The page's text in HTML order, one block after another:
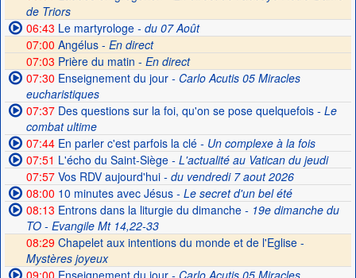
de Triors
06:43 Le martyrologe- du 07 Août
07:00 Angélus - En direct
07:03 Prière du matin - En direct
07:30 Enseignement du jour- Carlo Acutis 05 Miracles
eucharistiques
07:37Des questions sur la foi, qu'on se pose quelquefois- Le
combat ultime
07:44En parler c'est parfois la clé- Un complexe à la fois
07:51 L'écho du Saint-Siège- L'actualité au Vatican du jeudi
07:57Vos RDV aujourd'hui- du vendredi 7 aout 2026
08:00 10 minutes avec Jésus- Le secret d'un bel été
08:13 Entrons dans la liturgie du dimanche- 19e dimanche du
TO - Evangile Mt 14,22-33
08:29 Chapelet aux intentions du monde et de l'Eglise -
Mystères joyeux
09:00 Enseignement du jour- Carlo Acutis 05 Miracles